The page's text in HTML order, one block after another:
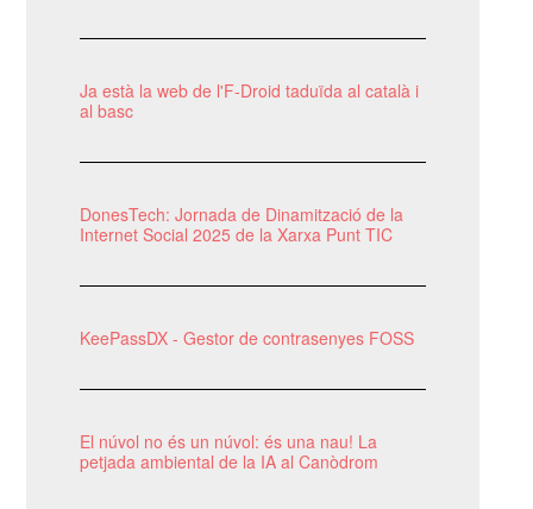
Ja està la web de l'F-Droid taduïda al català i
al basc
DonesTech: Jornada de Dinamització de la
Internet Social 2025 de la Xarxa Punt TIC
KeePassDX - Gestor de contrasenyes FOSS
El núvol no és un núvol: és una nau! La
petjada ambiental de la IA al Canòdrom